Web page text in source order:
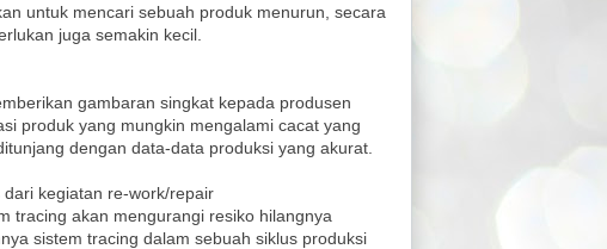
untuk mencari sebuah produk menurun, secara
juga semakin kecil.
gambaran singkat kepada produsen
produk yang mungkin mengalami cacat yang
dengan data-data produksi yang akurat.
kegiatan re-work/repair
tracing akan mengurangi resiko hilangnya
sistem tracing dalam sebuah siklus produksi